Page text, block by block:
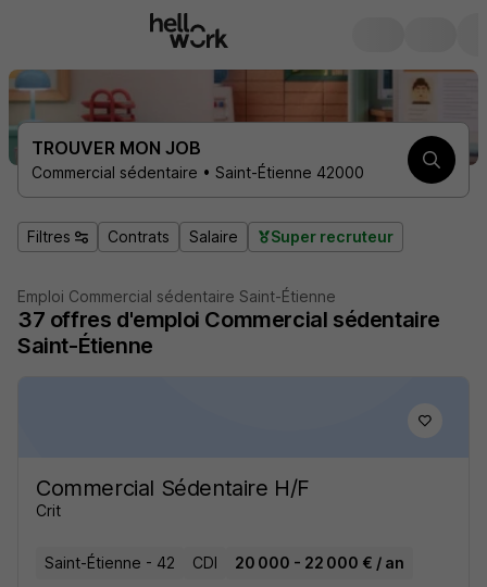
TROUVER MON JOB
Commercial sédentaire • Saint-Étienne 42000
Filtres Contrats Salaire Super recruteur
Emploi Commercial sédentaire Saint-Étienne
37 offres d'emploi Commercial sédentaire
Saint-Étienne
Commercial Sédentaire H/F
Crit
Saint-Étienne - 42 CDI 20 000 - 22 000 € / an